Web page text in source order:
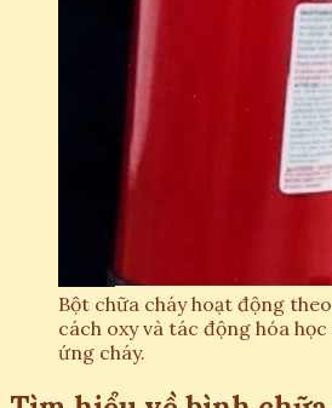
Bột chữa cháy hoạt động
cách oxy và tác động hóa
ứng cháy.